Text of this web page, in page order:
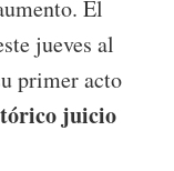
El
jueves al
primer acto
juicio